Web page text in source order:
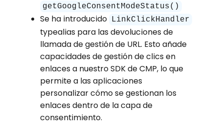
getGoogleConsentModeStatus()
Se ha introducido LinkClickHandler
typealias para las devoluciones de
llamada de gestión de URL. Esto añade
capacidades de gestión de clics en
enlaces a nuestro SDK de CMP, lo que
permite a las aplicaciones
personalizar cómo se gestionan los
enlaces dentro de la capa de
consentimiento.